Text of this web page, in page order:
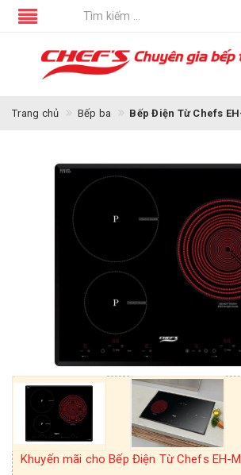
Trang chủ Bếp ba Bếp Điện Từ Chefs
Khuyến mãi cho Bếp Điện Từ Chefs EH-